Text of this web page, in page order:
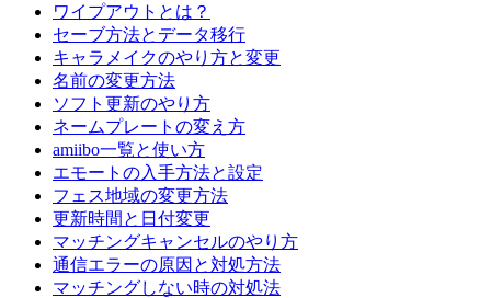
ワイプアウトとは？
セーブ方法とデータ移行
キャラメイクのやり方と変更
名前の変更方法
ソフト更新のやり方
ネームプレートの変え方
amiibo一覧と使い方
エモートの入手方法と設定
フェス地域の変更方法
更新時間と日付変更
マッチングキャンセルのやり方
通信エラーの原因と対処方法
マッチングしない時の対処法